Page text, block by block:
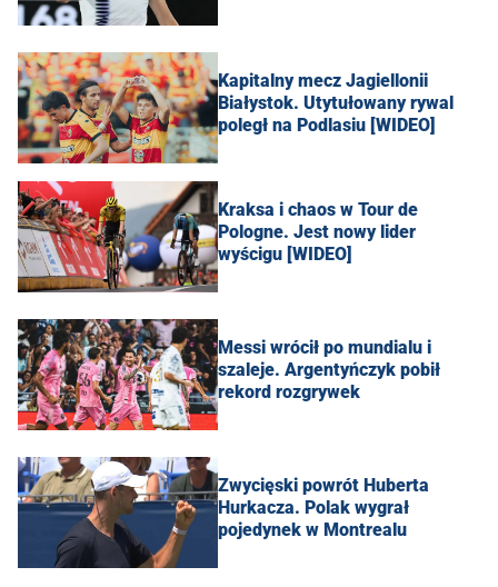
Kapitalny mecz Jagiellonii
Białystok. Utytułowany rywal
poległ na Podlasiu [WIDEO]
Kraksa i chaos w Tour de
Pologne. Jest nowy lider
wyścigu [WIDEO]
Messi wrócił po mundialu i
szaleje. Argentyńczyk pobił
rekord rozgrywek
Zwycięski powrót Huberta
Hurkacza. Polak wygrał
pojedynek w Montrealu